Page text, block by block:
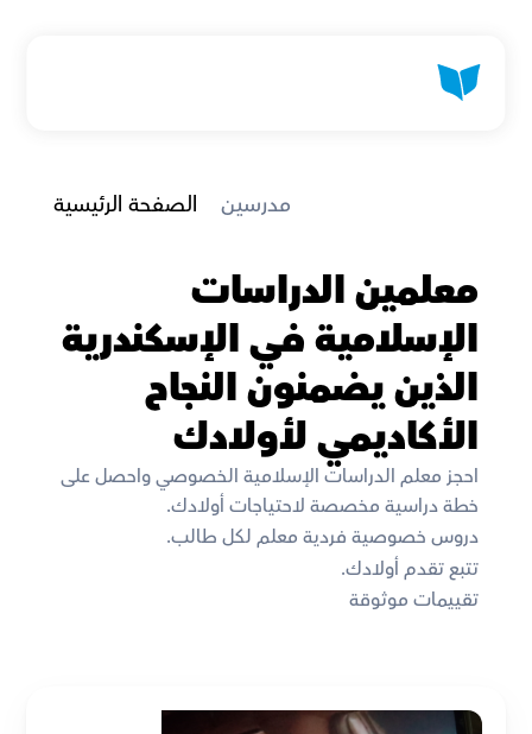
الصفحة الرئيسية مدرسين
معلمين الدراسات
الإسلامية في الإسكندرية
الذين يضمنون النجاح
الأكاديمي لأولادك
احجز معلم الدراسات الإسلامية الخصوصي واحصل على
خطة دراسية مخصصة لاحتياجات أولادك.
دروس خصوصية فردية معلم لكل طالب.
تتبع تقدم أولادك.
تقييمات موثوقة